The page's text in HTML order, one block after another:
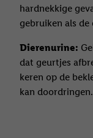
hardnekkige
gebruiken als
Dierenurine:
dat geurtjes
keren op de
kan doordringen.
wij inzetten.